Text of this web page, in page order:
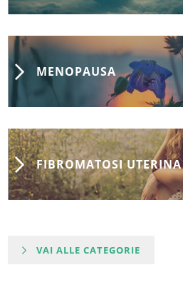
MENOPAUSA
FIBROMATOSI UTERINA
VAI ALLE CATEGORIE